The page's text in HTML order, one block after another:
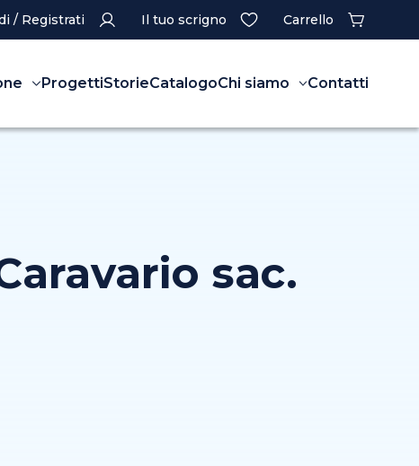
/ Registrati Il tuo scrigno Carrello
ProgettiStorieCatalogoChi siamo Contatti
sac.